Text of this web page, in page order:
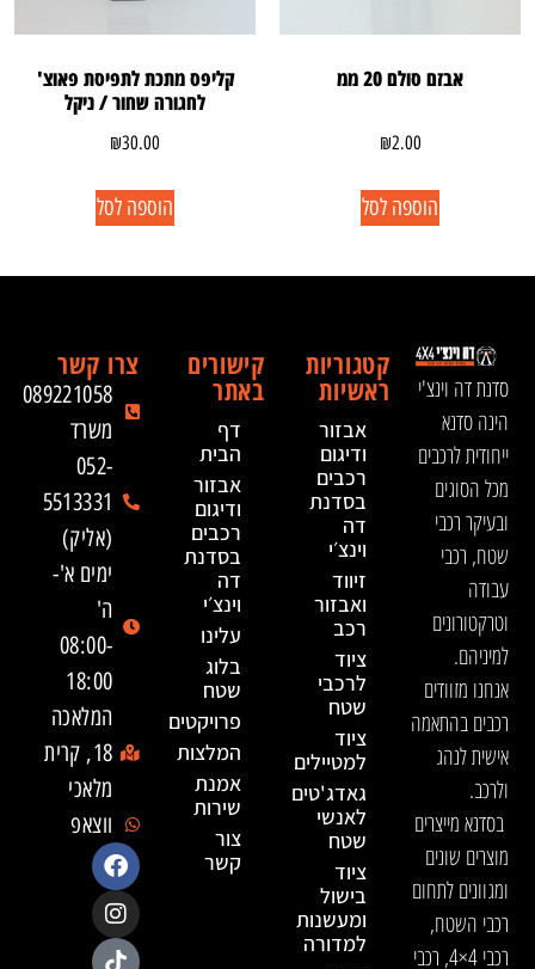
אבזם סולם 20 ממ
₪2.00
הוספה לסל
קליפס מתכת לתפיסת פאוצ'
לחגורה שחור / ניקל
₪30.00
הוספה לסל
סדנת דה וינצ'י
הינה סדנא
ייחודית לרכבים
מכל הסוגים
ובעיקר רכבי
שטח, רכבי
עבודה
וטרקטורונים
למיניהם.
אנחנו מזוודים
רכבים בהתאמה
אישית לנהג
ולרכב.
בסדנא מייצרים
מוצרים שונים
ומגוונים לתחום
רכבי השטח,
רכבי 4×4, רכבי
קטגוריות
ראשיות
אבזור
ודיגום
רכבים
בסדנת
דה
וינצ׳י
זיווד
ואבזור
רכב
ציוד
לרכבי
שטח
ציוד
למטיילים
גאדג'טים
לאנשי
שטח
ציוד
בישול
ומעשנות
למדורה
קישורים
באתר
דף
הבית
אבזור
ודיגום
רכבים
בסדנת
דה
וינצ׳י
עלינו
בלוג
שטח
פרויקטים
המלצות
אמנת
שירות
צור
קשר
צרו קשר
089221058
משרד
052-
5513331
(אליק)
ימים א'-
ה'
08:00-
18:00
המלאכה
18, קרית
מלאכי
ווצאפ